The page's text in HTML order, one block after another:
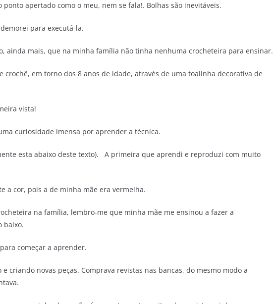
apertado como o meu, nem se fala!. Bolhas são inevitáveis.
para executá-la.
ainda mais, que na minha família não tinha nenhuma crocheteira para ensinar.
crochê, em torno dos 8 anos de idade, através de uma toalinha decorativa de
vista!
curiosidade imensa por aprender a técnica.
esta abaixo deste texto). A primeira que aprendi e reproduzi com muito
a cor, pois a de minha mãe era vermelha.
na família, lembro-me que minha mãe me ensinou a fazer a
baixo.
começar a aprender.
criando novas peças. Comprava revistas nas bancas, do mesmo modo a